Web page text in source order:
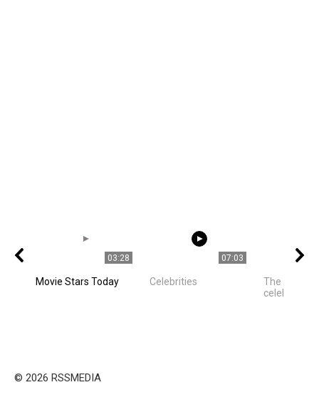
03:28
Movie Stars Today
07:03
Celebrities
The best
celebrities
© 2026 RSSMEDIA